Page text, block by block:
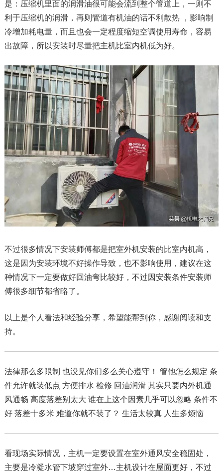
是：压缩机里面的润滑油很可能会流到整个管道上，一则不
利于压缩机的润滑，再则管道有机油的话不利散热 ，影响制
冷增加耗电量，而且也会一定程度缩短空调使用寿命，容易
出故障，所以安装时尽量把主机比室内机低为好。
不过很多情况下安装师傅都是把室外机安装的比室内机高，
这是因为安装环境不好操作导致，也不影响使用，建议在这
种情况下一定要做好回油弯比较好，不过因安装条件安装师
傅很多细节都省略了。
以上是个人看法和经验分享，希望能帮到你，感谢阅读和支
持。
法律那么多限制 也没见你们多么关心遵守！ 管他怎么规定 条
件允许就装低点 方便排水 检修 回油润滑 其实只要内外机通
风通畅 高度落差别太大 谁在上这个因素几乎可以忽略 条件不
好 落差十多米 难道你就不装了？ 生活太较真 人生多烦恼
看现场实际情况，主机一定要设置在室外通风安全稳固处，
主要是冷凝水管下坡穿过室外…主机设计在屋面更好，不过